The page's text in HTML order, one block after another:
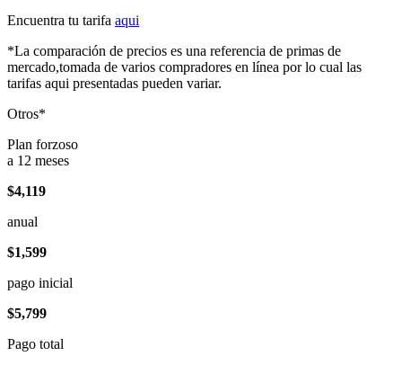
Encuentra tu tarifa aqui
*La comparación de precios es una referencia de primas de
mercado,tomada de varios compradores en línea por lo cual las
tarifas aqui presentadas pueden variar.
Otros*
Plan forzoso
a 12 meses
$4,119
anual
$1,599
pago inicial
$5,799
Pago total